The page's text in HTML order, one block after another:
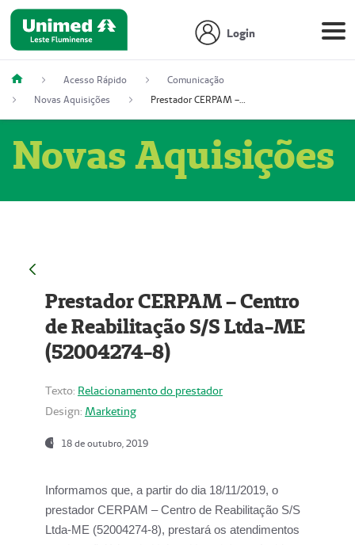
Login
Acesso Rápido
Comunicação
Novas Aquisições
Prestador CERPAM – Centro de Reabilitação S/S Ltda-ME (52004274-8)
Novas Aquisições
Prestador CERPAM – Centro
de Reabilitação S/S Ltda-ME
(52004274-8)
Texto: Relacionamento do prestador
Design: Marketing
18 de outubro, 2019
Informamos que, a partir do dia 18/11/2019, o
prestador CERPAM – Centro de Reabilitação S/S
Ltda-ME (52004274-8), prestará os atendimentos